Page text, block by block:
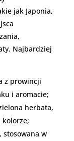
jak Japonia,
Najbardziej
z prowincji
i aromacie;
herbata,
stosowana w